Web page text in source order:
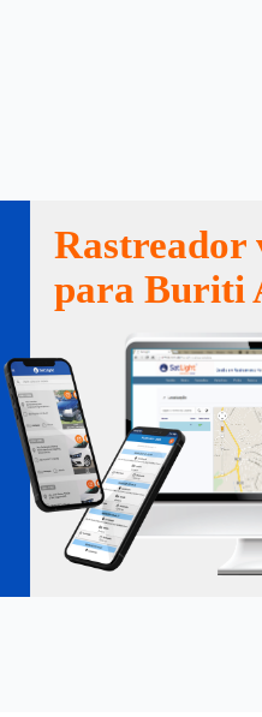
Rastreador
para Buriti